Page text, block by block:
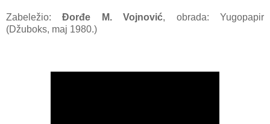
Zabeležio:Đorđe M. Vojnović, obrada: Yugopapir
(Džuboks, maj 1980.)